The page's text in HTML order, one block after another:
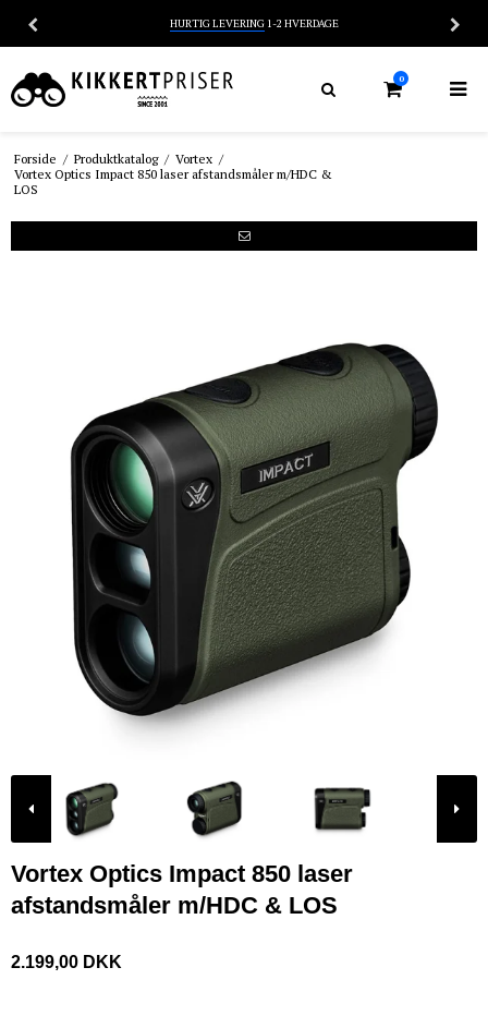
HURTIG LEVERING1-2 HVERDAGE
0
Forside / Produktkatalog / Vortex /
Vortex Optics Impact 850 laser afstandsmåler m/HDC &
LOS
Vortex Optics Impact 850 laser
afstandsmåler m/HDC & LOS
2.199,00 DKK